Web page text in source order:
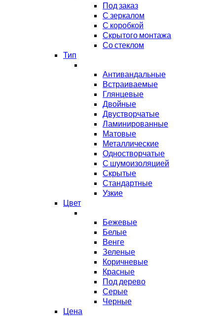
Под заказ
С зеркалом
С коробкой
Скрытого монтажа
Со стеклом
Тип
Антивандальные
Встраиваемые
Глянцевые
Двойные
Двустворчатые
Ламинированные
Матовые
Металлические
Одностворчатые
С шумоизоляцией
Скрытые
Стандартные
Узкие
Цвет
Бежевые
Белые
Венге
Зеленые
Коричневые
Красные
Под дерево
Серые
Черные
Цена